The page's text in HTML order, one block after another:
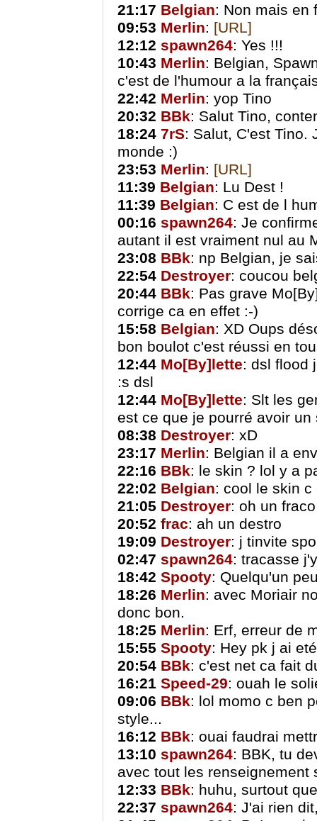
21:17 Belgian: Non mais en
09:53 Merlin: [URL]
12:12 spawn264: Yes !!!
10:43 Merlin: Belgian,
c'est de l'humour a la
22:42 Merlin: yop Tino
20:32 BBk: Salut Tino,
18:24 7rS: Salut, C'est Tino.
monde :)
23:53 Merlin: [URL]
11:39 Belgian: Lu Dest !
11:39 Belgian: C est de l
00:16 spawn264: Je
autant il est vraiment nul au
23:08 BBk: np Belgian, je
22:54 Destroyer: coucou
20:44 BBk: Pas grave
corrige ca en effet :-)
15:58 Belgian: XD Oups
bon boulot c'est réussi en
12:44 Mo[By]lette: dsl flood
:s dsl
12:44 Mo[By]lette: Slt les
est ce que je pourré avoir un
08:38 Destroyer: xD
23:17 Merlin: Belgian il a
22:16 BBk: le skin ? lol y a
22:02 Belgian: cool le skin c
21:05 Destroyer: oh un fraco
20:52 frac: ah un destro
19:09 Destroyer: j tinvite
02:47 spawn264: tracasse
18:42 Spooty: Quelqu'un
18:26 Merlin: avec Moriair
donc bon.
18:25 Merlin: Erf, erreur de
15:55 Spooty: Hey pk j ai
20:54 BBk: c'est net ca fait
16:21 Speed-29: ouah le
09:06 BBk: lol momo c ben
style...
16:12 BBk: ouai faudrai
13:10 spawn264: BBK, tu
avec tout les
12:33 BBk: huhu, surtout
22:37 spawn264: J'ai rien